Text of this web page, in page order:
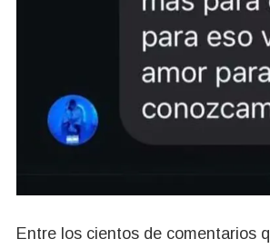
Entre los cientos de comentarios